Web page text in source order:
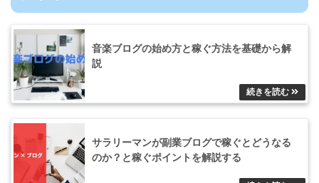
音楽ブログの始め方と稼ぐ方法を基礎から解
説
サラリーマンが副業ブログで稼ぐとどうなる
のか？と稼ぐポイントを解説する